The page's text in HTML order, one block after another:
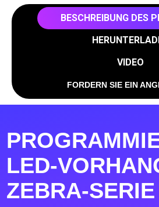
BESCHREIBUNG DES
VIDEO
FORDERN SIE EIN
LED-
ZEBRA-SERIE